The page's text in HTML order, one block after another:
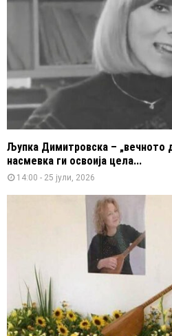
Љупка Димитровска – „вечното
насмевка ги освоија цела...
14:00 - 25 јули, 2026